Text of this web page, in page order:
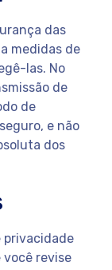
das
medidas de
las. No
de
de
e não
dos
privacidade
revise